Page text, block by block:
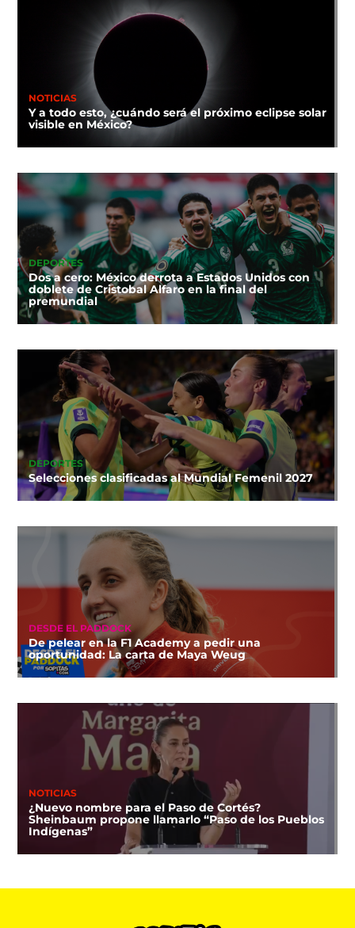
NOTICIAS
Y a todo esto, ¿cuándo será el próximo eclipse solar
visible en México?
DEPORTES
Dos a cero: México derrota a Estados Unidos con
doblete de Cristobal Alfaro en la final del
premundial
DEPORTES
Selecciones clasificadas al Mundial Femenil 2027
DESDE EL PADDOCK
De pelear en la F1 Academy a pedir una
oportunidad: La carta de Maya Weug
NOTICIAS
¿Nuevo nombre para el Paso de Cortés?
Sheinbaum propone llamarlo “Paso de los Pueblos
Indígenas”